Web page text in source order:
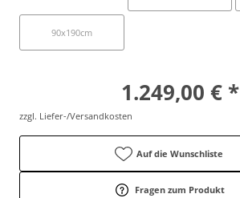
90x190cm
1.249,00 € *
zzgl. Liefer-/Versandkosten
Auf die Wunschliste
Fragen zum Produkt